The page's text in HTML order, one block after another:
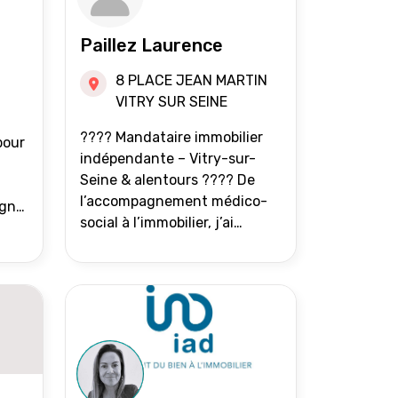
Paillez Laurence
8 PLACE JEAN MARTIN
VITRY SUR SEINE
???? Mandataire immobilier
indépendante – Vitry-sur-
Seine & alentours ???? De
l’accompagnement médico-
social à l’immobilier, j’ai
gens à avancer sereinement.
Aujourd’hui, j’accompagne
mes clients avec franchise,
écoute et énergie pour
vendre ou acheter leur bien
immobilier. ???? 300 familles
accompagnées en 8 ans, 90 %